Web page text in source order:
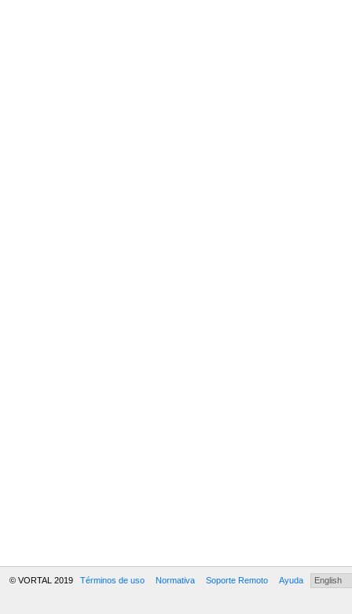
© VORTAL 2019 Términos de uso Normativa Soporte Remoto Ayuda